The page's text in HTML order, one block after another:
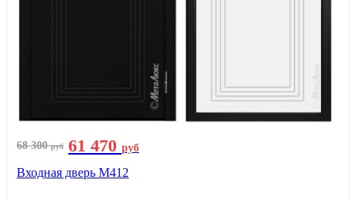
68 300руб 61 470 руб
Входная дверь М412